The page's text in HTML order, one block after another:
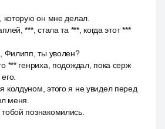
которую он мне делал.
***, стала та ***, когда этот ***
Филипп, ты уволен?
*** генриха, подождал, пока серж
колдуном, этого я не увидел перед
меня.
познакомились.